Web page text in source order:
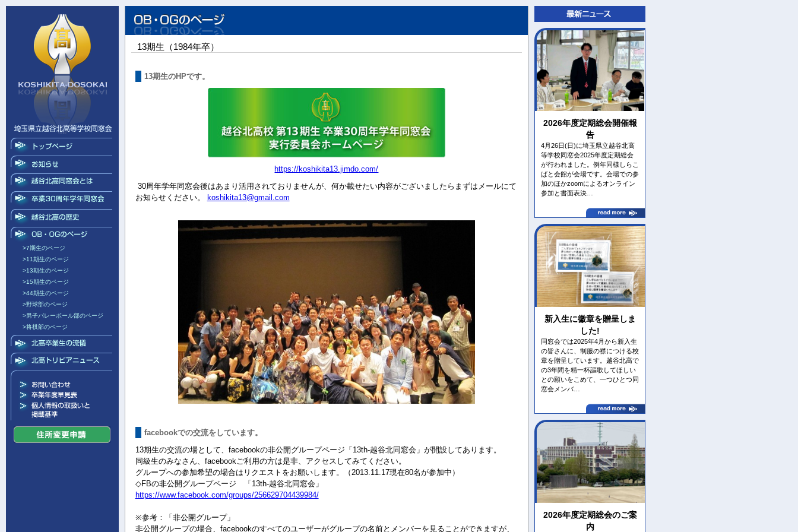
>7期生のページ
>11期生のページ
>13期生のページ
>15期生のページ
>44期生のページ
>野球部のページ
>男子バレーボール部のページ
>将棋部のページ
13期生（1984年卒）
13期生のHPです。
https://koshikita13.jimdo.com/
30周年学年同窓会後はあまり活用されておりませんが、何か載せたい内容がございましたらまずはメールにて
お知らせください。
koshikita13@gmail.com
facebookでの交流をしています。
13期生の交流の場として、facebookの非公開グループページ「13th-越谷北同窓会」が開設してあります。
同級生のみなさん、facebookご利用の方は是非、アクセスしてみてください。
グループへの参加希望の場合はリクエストをお願いします。（2013.11.17現在80名が参加中）
◇FBの非公開グループページ 「13th-越谷北同窓会」
https://www.facebook.com/groups/256629704439984/
※参考：「非公開グループ」
非公開グループの場合、facebookのすべてのユーザーがグループの名前とメンバーを見ることができますが、
2026年度定期総会開催報
告
4月26日(日)に埼玉県立越谷北高
等学校同窓会2025年度定期総会
が行われました。例年同様しらこ
ばと会館が会場です。会場での参
加のほかzoomによるオンライン
参加と書面表決…
新入生に徽章を贈呈しま
した!
同窓会では2025年4月から新入生
の皆さんに、制服の襟につける校
章を贈呈しています。越谷北高で
の3年間を精一杯謳歌してほしい
との願いをこめて、一つひとつ同
窓会メンバ…
2026年度定期総会のご案
内